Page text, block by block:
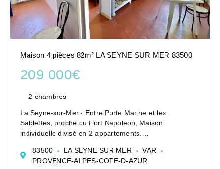
Maison 4 pièces 82m² LA SEYNE SUR MER 83500
209 000€
2 chambres
La Seyne-sur-Mer - Entre Porte Marine et les
Sablettes, proche du Fort Napoléon, Maison
individuelle divisé en 2 appartements.
kitchenette, un coin nuit et une salle de bain. Au 1er
étage, un T2 avec une chambre...
83500 LA SEYNE SUR MER
VAR
PROVENCE-ALPES-COTE-D-AZUR